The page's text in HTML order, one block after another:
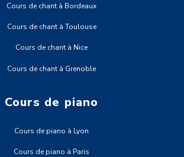
Cours de chant à Bordeaux
Cours de chant à Toulouse
Cours de chant à Nice
Cours de chant à Grenoble
Cours de piano
Cours de piano à Lyon
Cours de piano à Paris